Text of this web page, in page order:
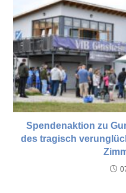
Spendenaktion zu
des tragisch